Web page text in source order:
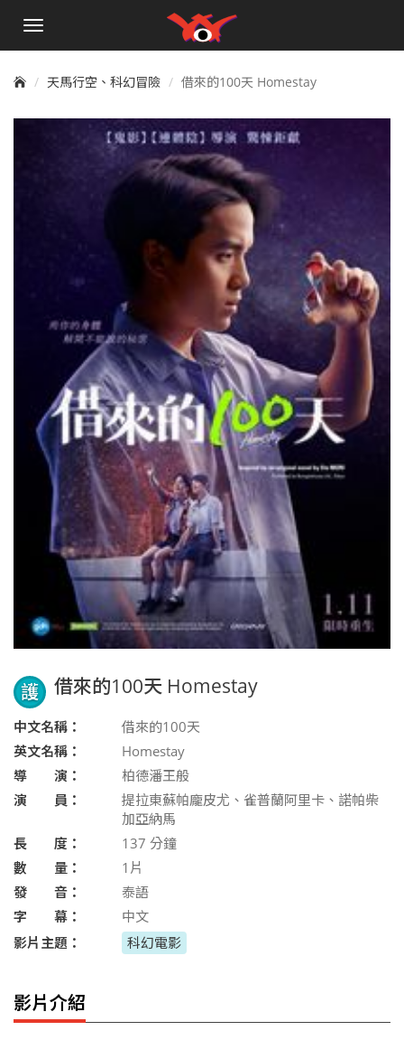
手
單
天馬行空、科幻冒險 借來的100天 Homestay
護 借來的100天 Homestay
中文名稱：
借來的100天
英文名稱：
Homestay
導 演：
柏德潘王般
演 員：
提拉東蘇帕龐皮尤、雀普蘭阿里卡、諾帕柴
加亞納馬
長 度：
137 分鐘
數 量：
1片
發 音：
泰語
字 幕：
中文
影片主題：
科幻電影
影片介紹